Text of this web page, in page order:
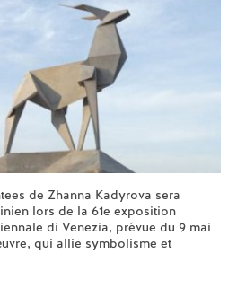
de Zhanna Kadyrova sera
lors de la 61e exposition
di Venezia, prévue du 9 mai
qui allie symbolisme et